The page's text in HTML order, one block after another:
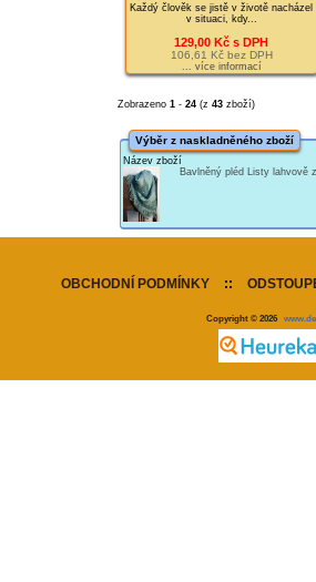
Každý člověk se jistě v životě nacházel
v situaci, kdy...
129,00 Kč s DPH
106,61 Kč bez DPH
... více informací
Zobrazeno 1 - 24(z 43zboží)
Výběr z naskladněného zboží
Název zboží
Bavlněný pléd Listy lahvově
OBCHODNÍ PODMÍNKY ::
Copyright © 2026